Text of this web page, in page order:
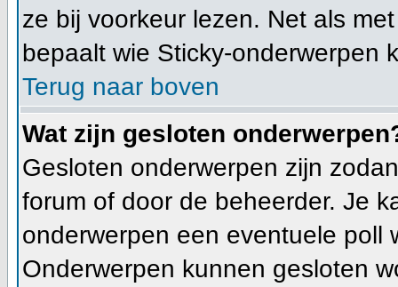
ze bij voorkeur lezen. Net als
bepaalt wie Sticky-onderwerpen
Terug naar boven
Wat zijn gesloten
Gesloten onderwerpen zijn
forum of door de beheerder. Je
onderwerpen een eventuele poll
Onderwerpen kunnen gesloten